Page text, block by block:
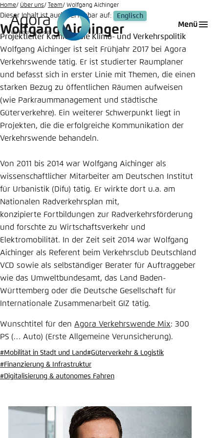
Zum
Hauptinhalt
gehen
Menü
Home Über uns Team Wolfgang Aichinger
Dieser Inhalt ist auch verfügbar auf: Englisch
Wolfgang Aichinger
Projektleiter Kommunale Klima- und Verkehrspolitik
Wolfgang Aichinger ist seit Frühjahr 2017 bei Agora
Verkehrswende tätig. Er ist studierter Raumplaner
und befasst sich in erster Linie mit Themen, die einen
starken Bezug zu öffentlichen Räumen aufweisen
(wie Parkraummanagement und städtische
Güterverkehre). Ein weiterer Schwerpunkt liegt in
Projekten, die die erfolgreiche Kommunikation der
Verkehrswende behandeln.
Von 2011 bis 2014 war Wolfgang Aichinger als
wissenschaftlicher Mitarbeiter am Deutschen Institut
für Urbanistik (Difu) tätig. Er wirkte dort u.a. am
Nationalen Radverkehrsplan mit,
konzipierte Fortbildungen zur Radverkehrsförderung
und forschte zu Wirtschaftsverkehr und
Elektromobilität. In der Zeit seit 2014 war Wolfgang
Aichinger als Referent beim Verkehrsclub Deutschland
VCD sowie als selbständiger Berater für Auftraggeber
wie das Umweltbundesamt, das Land Baden-
Württemberg oder die Deutsche Gesellschaft für
Internationale Zusammenarbeit GIZ tätig.
Wunschtitel für den Agora Verkehrswende Mix: 300
PS (… Auto) (Erste Allgemeine Verunsicherung).
#Mobilität in Stadt und Land#Güterverkehr & Logistik
#Finanzierung & Infrastruktur
#Digitalisierung & autonomes Fahren
Login
Melden Sie sich an um ..., ... und ... zu verwalten.
Benutzername *
Passwort * Passwort vergessen?
Anmelden
Noch kein Benutzerkonto?
Abbrechen
Sprache auswählen
Deutsch
Englisch
Agora Think Tanks
Erscheinungsbild der Webseite
Diese Webseite passt ihr Farbschema basierend
auf Ihren Einstellungen an. Wählen Sie aus,
welches Farbschema Sie für diese Webseite
verwenden möchten.
Close
Hell
Automatisch
Einstellung für diese Webseite im Browser
speichern
Übernehmen